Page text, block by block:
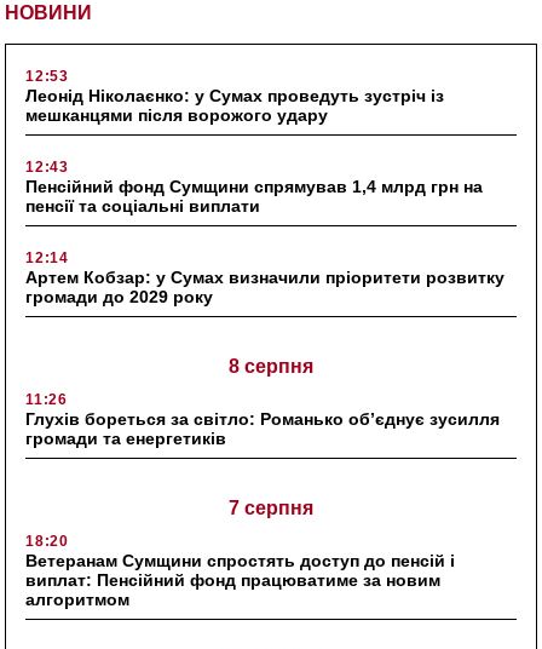
НОВИНИ
12:53
Леонід Ніколаєнко: у Сумах проведуть зустріч із
мешканцями після ворожого удару
12:43
Пенсійний фонд Сумщини спрямував 1,4 млрд грн на
пенсії та соціальні виплати
12:14
Артем Кобзар: у Сумах визначили пріоритети розвитку
громади до 2029 року
8 серпня
11:26
Глухів бореться за світло: Романько об’єднує зусилля
громади та енергетиків
7 серпня
18:20
Ветеранам Сумщини спростять доступ до пенсій і
виплат: Пенсійний фонд працюватиме за новим
алгоритмом